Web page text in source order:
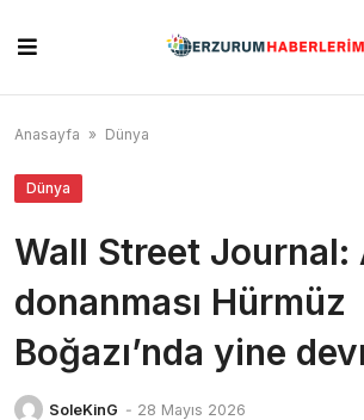
content
Anasayfa » Dünya
Dünya
Wall Street Journal:
donanması Hürmüz
Boğazı’nda yine
SoleKinG - 28 Mayıs 2026